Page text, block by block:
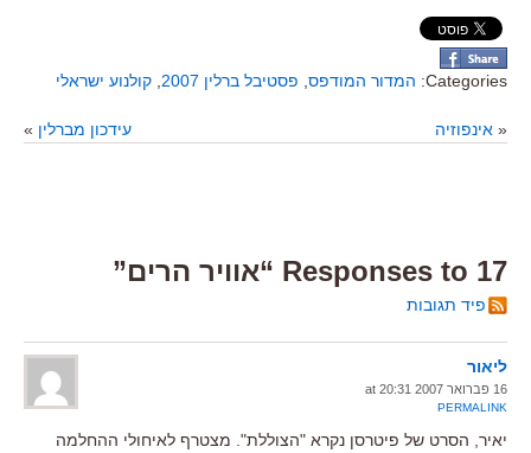
Categories: המדור המודפס פסטיבל ברלין 2007 קולנוע ישראלי
« אינפוזיה עידכון מברלין »
17 Responses to “אוויר הרים”
פיד תגובות
ליאור
16 פברואר 2007 at 20:31
PERMALINK
יאיר, הסרט של פיטרסן נקרא "הצוללת". מצטרף לאיחולי ההחלמה